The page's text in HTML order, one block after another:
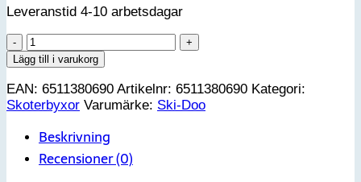
Leveranstid 4-10 arbetsdagar
Squadron
Flex
Highpants
dam
-
mängd
Lägg till i varukorg
EAN: 6511380690 Artikelnr: 6511380690 Kategori:
Skoterbyxor Varumärke: Ski-Doo
Beskrivning
Recensioner (0)